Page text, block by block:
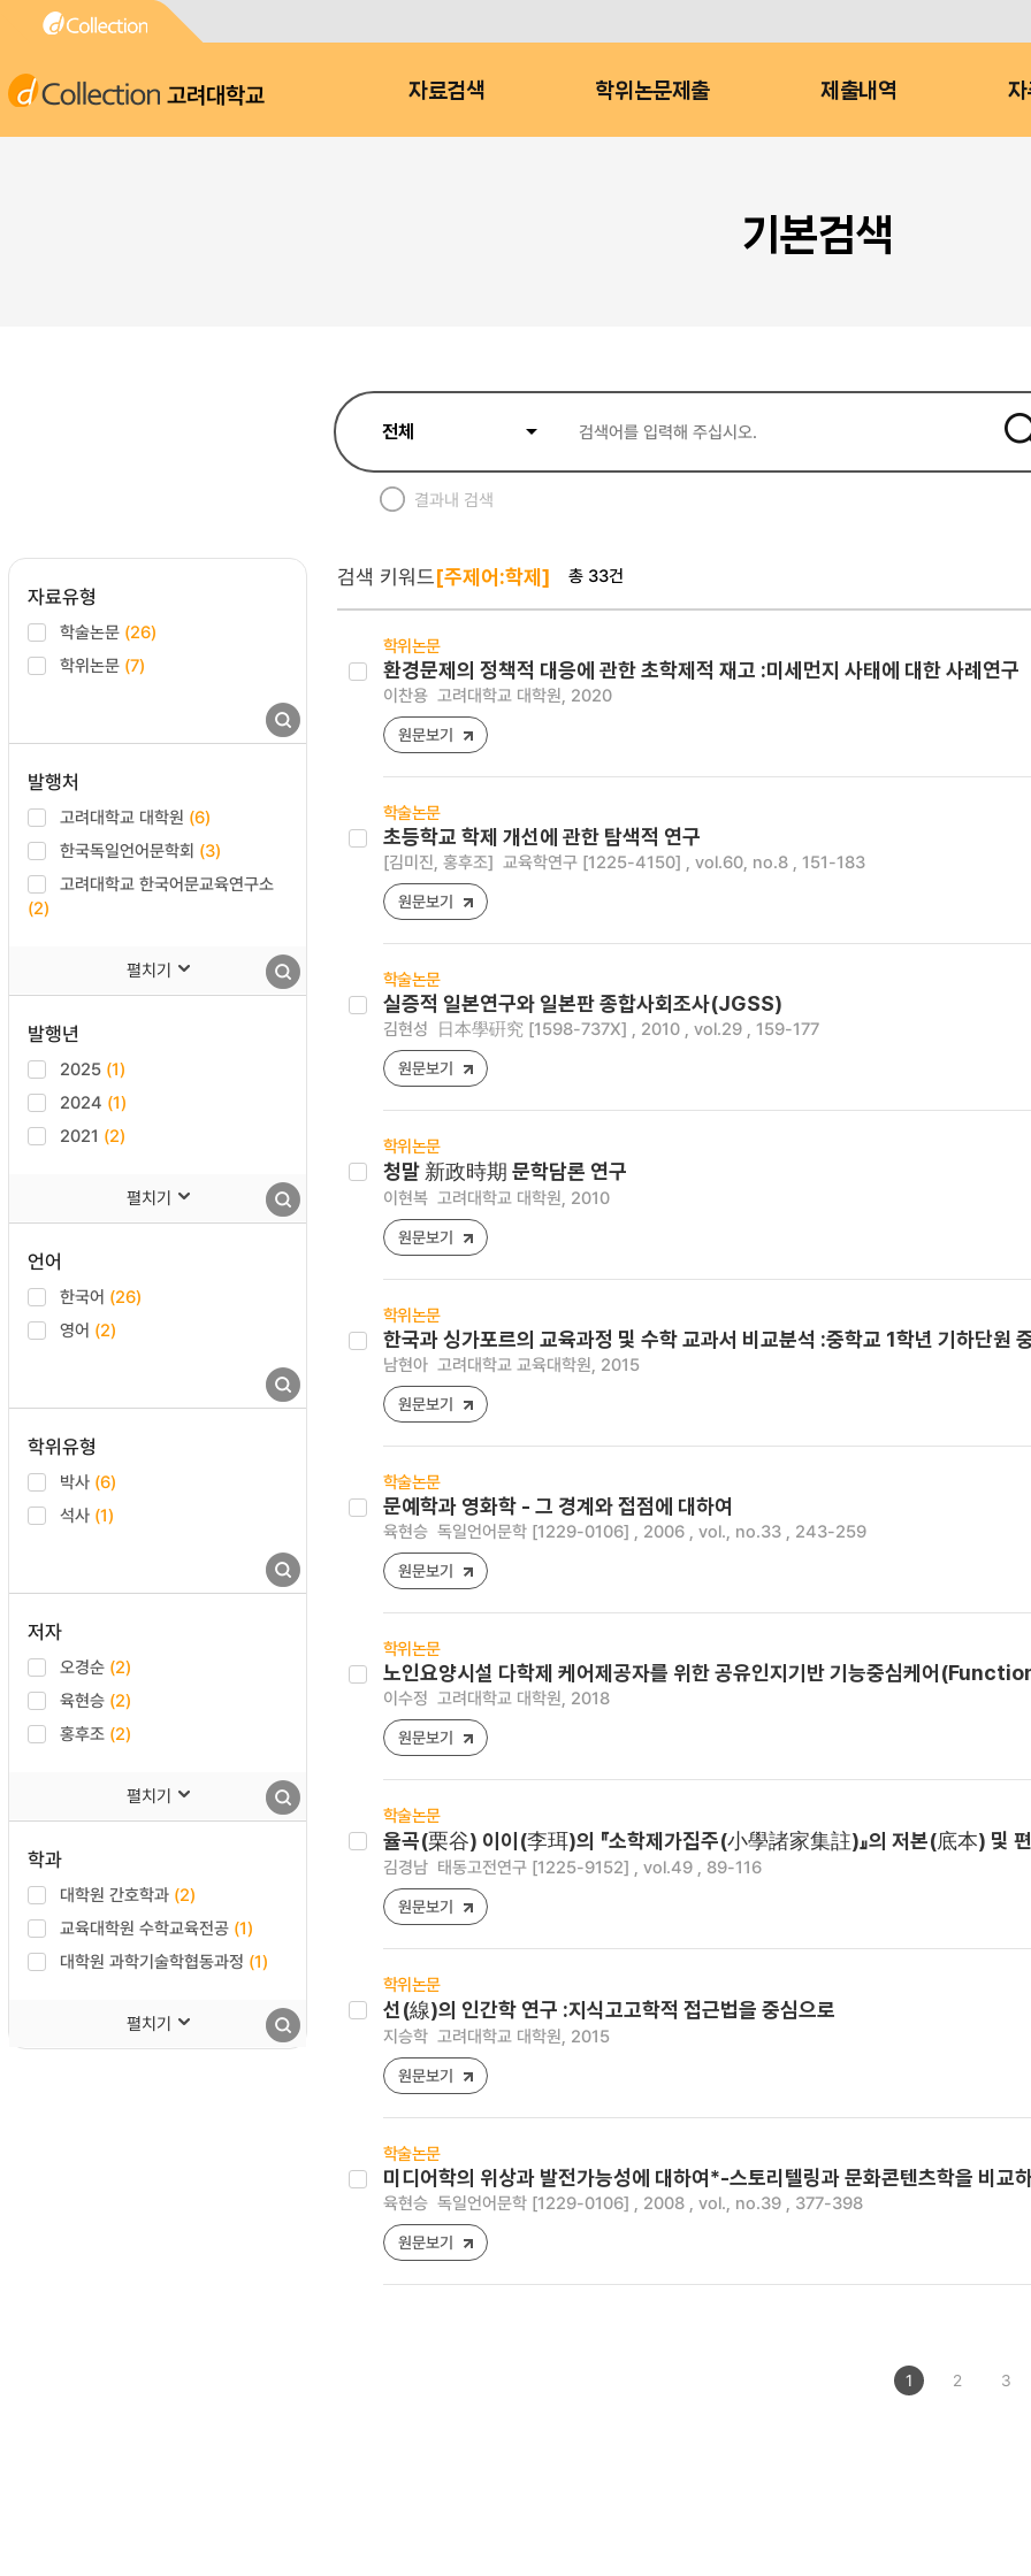
고려대학교 자료검색 학위논문제출 제출내역 자
기본검색
결과내 검색
자료유형
학술논문 (26)
학위논문 (7)
발행처
고려대학교 대학원 (6)
한국독일언어문학회 (3)
고려대학교 한국어문교육연구소
(2)
펼치기
발행년
2025 (1)
2024 (1)
2021 (2)
펼치기
언어
한국어 (26)
영어 (2)
학위유형
박사 (6)
석사 (1)
저자
오경순 (2)
육현승 (2)
홍후조 (2)
펼치기
학과
대학원 간호학과 (2)
교육대학원 수학교육전공 (1)
대학원 과학기술학협동과정 (1)
펼치기
검색 키워드[주제어:학제] 총 33건
학위논문
환경문제의 정책적 대응에 관한 초학제적 재고 :미세먼지 사태에 대한 사례연구
이찬용 고려대학교 대학원, 2020
원문보기
학술논문
초등학교 학제 개선에 관한 탐색적 연구
[김미진, 홍후조] 교육학연구 [1225-4150] , vol.60, no.8 , 151-183
원문보기
학술논문
실증적 일본연구와 일본판 종합사회조사(JGSS)
김현성 日本學硏究 [1598-737X] , 2010 , vol.29 , 159-177
원문보기
학위논문
청말 新政時期 문학담론 연구
이현복 고려대학교 대학원, 2010
원문보기
학위논문
한국과 싱가포르의 교육과정 및 수학 교과서 비교분석 :중학교 1학년 기하단원
남현아 고려대학교 교육대학원, 2015
원문보기
학술논문
문예학과 영화학 - 그 경계와 접점에 대하여
육현승 독일언어문학 [1229-0106] , 2006 , vol., no.33 , 243-259
원문보기
학위논문
노인요양시설 다학제 케어제공자를 위한 공유인지기반 기능중심케어
이수정 고려대학교 대학원, 2018
원문보기
학술논문
율곡(栗谷) 이이(李珥)의 『소학제가집주(小學諸家集註)』의 저본(底本) 및
김경남 태동고전연구 [1225-9152] , vol.49 , 89-116
원문보기
학위논문
선(線)의 인간학 연구 :지식고고학적 접근법을 중심으로
지승학 고려대학교 대학원, 2015
원문보기
학술논문
미디어학의 위상과 발전가능성에 대하여*-스토리텔링과 문화콘텐츠학을 비교
육현승 독일언어문학 [1229-0106] , 2008 , vol., no.39 , 377-398
원문보기
1 2 3